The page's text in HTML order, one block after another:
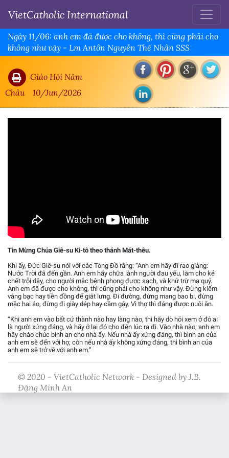
VietCatholic International
Ngày 11/06: anh em đã được cho không, thì cũng phải cho
không như vậy - Lm Antôn Nguyễn Thế Nhân SSS
Giáo Hội Năm
Châu
10/Jun/2026
Tin Mừng Chúa Giê-su Ki-tô theo thánh Mát-thêu.
Khi ấy, Đức Giê-su nói với các Tông Đồ rằng: “Anh em hãy đi rao giảng:
Nước Trời đã đến gần. Anh em hãy chữa lành người đau yếu, làm cho kẻ
chết trỗi dậy, cho người mắc bệnh phong được sạch, và khử trừ ma quỷ.
Anh em đã được cho không, thì cũng phải cho không như vậy. Đừng kiếm
vàng bạc hay tiền đồng để giắt lưng. Đi đường, đừng mang bao bị, đừng
mặc hai áo, đừng đi giày dép hay cầm gậy. Vì thợ thì đáng được nuôi ăn.
“Khi anh em vào bất cứ thành nào hay làng nào, thì hãy dò hỏi xem ở đó ai
là người xứng đáng, và hãy ở lại đó cho đến lúc ra đi. Vào nhà nào, anh em
hãy chào chúc bình an cho nhà ấy. Nếu nhà ấy xứng đáng, thì bình an của
anh em sẽ đến với họ; còn nếu nhà ấy không xứng đáng, thì bình an của
anh em sẽ trở về với anh em.”
© 2020 - VietCatholic Network - Designed by J.B.
Đặng Minh An